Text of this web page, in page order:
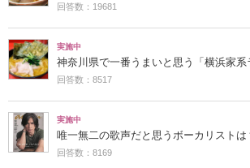
回答数：19681
実施中
神奈川県で一番うまいと思う「横浜家系
回答数：8517
実施中
唯一無二の歌声だと思うボーカリストは
回答数：8169